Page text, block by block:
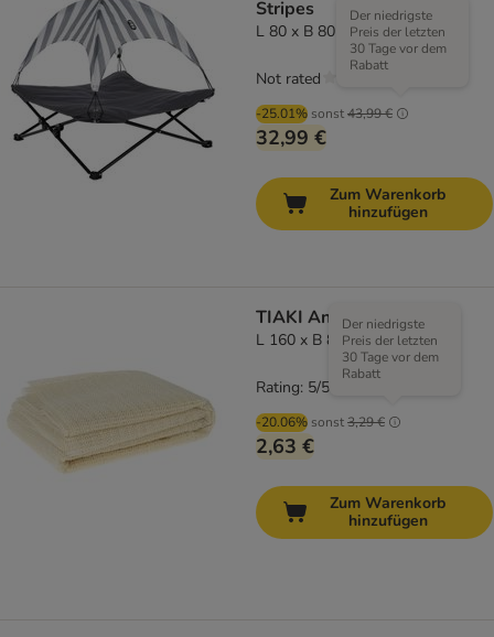
Stripes
L 80 x B 80 x H 30 cm
-25.01% sonst43,99 €
Der niedrigste
Preis der letzten
30 Tage vor dem
Rabatt
32,99 €
Not rated
Zum Warenkorb
hinzufügen
TIAKI Anti-Slip Matte
L 160 x B 80 cm
-20.06% sonst3,29 €
Der niedrigste
Preis der letzten
30 Tage vor dem
Rabatt
2,63 €
Rating: 5/5
Zum Warenkorb
hinzufügen